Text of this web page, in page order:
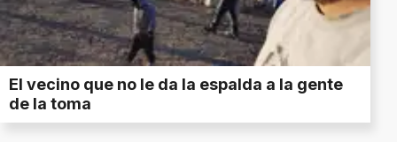
El vecino que no le da la espalda a la gente
de la toma